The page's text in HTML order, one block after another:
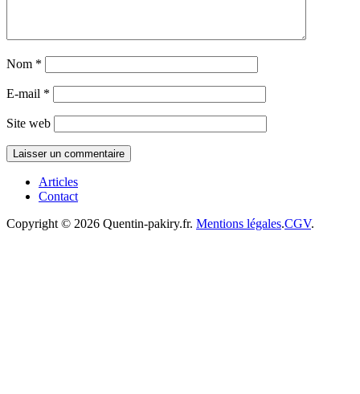
Nom *
E-mail *
Site web
Articles
Contact
Copyright © 2026 Quentin-pakiry.fr. Mentions légales.CGV.